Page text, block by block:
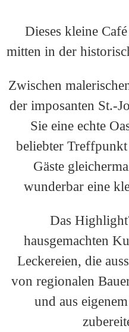
Dieses kleine
mitten in der
Zwischen
der imposanten St.-
Sie eine echte
beliebter
Gäste
wunderbar eine
Das
hausgemachten
Leckereien, die
von regionalen
und aus